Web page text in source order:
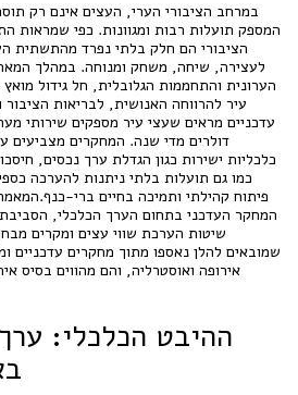
במרחב הציבורי הערי, העצים אינם רק
המספק תועלות רבות ומגוונות. כפי שמראות
הציבורי הם חלק בלתי נפרד מהתשתית
הערונית והתחממות הגלובלית, חל גידול
עיר להרווחה האנושית, לבריאות
עדכניים מראים שעצי עיר מספקים שירותי
דולרים מדי שנה. המחקרים מצביעים
כלכליות ישירות כגון הגדלת ערך נכסים,
כמו גם תועלות בלתי ניתנות להערכה
פיתוח קהילתי ותמיכה בחיים ברי-
המחקר העדכני בתחום הערך הכלכלי,
שיטות הערכת שווי עצים ומקרים
שמובאים להלן נאספו מתוך מחקרים עדכניים
אירופה ואוסטרליה, והם מהווים בסיס
ההיבט הכלכלי: